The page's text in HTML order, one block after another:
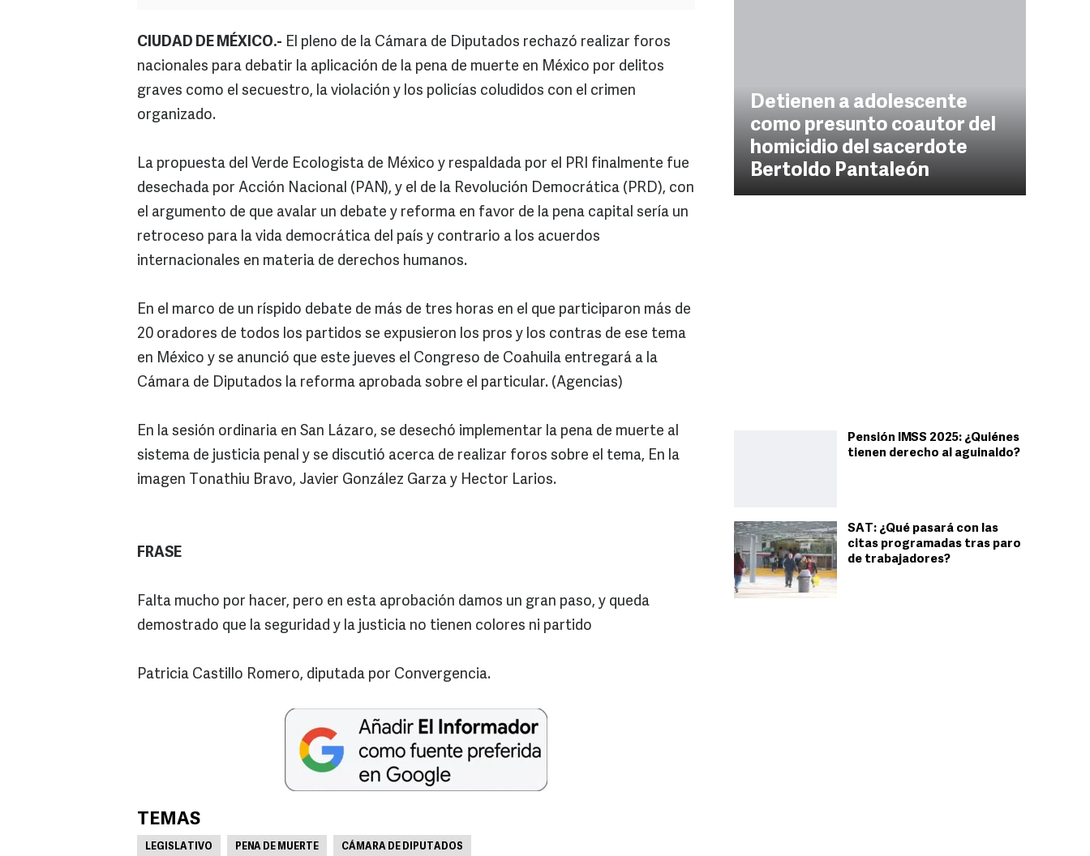
Detienen a adolescente
como presunto coautor del
homicidio del sacerdote
Bertoldo Pantaleón
Pensión IMSS 2025: ¿Quiénes
tienen derecho al aguinaldo?
SAT: ¿Qué pasará con las
citas programadas tras paro
de trabajadores?
CIUDAD DE MÉXICO.- El pleno de la Cámara de Diputados rechazó realizar foros
nacionales para debatir la aplicación de la pena de muerte en México por delitos
graves como el secuestro, la violación y los policías coludidos con el crimen
organizado.
La propuesta del Verde Ecologista de México y respaldada por el PRI finalmente fue
desechada por Acción Nacional (PAN), y el de la Revolución Democrática (PRD), con
el argumento de que avalar un debate y reforma en favor de la pena capital sería un
retroceso para la vida democrática del país y contrario a los acuerdos
internacionales en materia de derechos humanos.
En el marco de un ríspido debate de más de tres horas en el que participaron más de
20 oradores de todos los partidos se expusieron los pros y los contras de ese tema
en México y se anunció que este jueves el Congreso de Coahuila entregará a la
Cámara de Diputados la reforma aprobada sobre el particular. (Agencias)
En la sesión ordinaria en San Lázaro, se desechó implementar la pena de muerte al
sistema de justicia penal y se discutió acerca de realizar foros sobre el tema, En la
imagen Tonathiu Bravo, Javier González Garza y Hector Larios.
FRASE
Falta mucho por hacer, pero en esta aprobación damos un gran paso, y queda
demostrado que la seguridad y la justicia no tienen colores ni partido
Patricia Castillo Romero, diputada por Convergencia.
TEMAS
LEGISLATIVO PENA DE MUERTE CÁMARA DE DIPUTADOS